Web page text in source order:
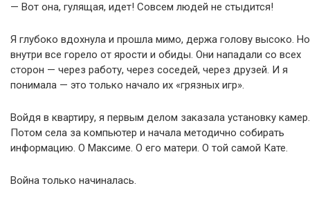
— Вот она, гулящая, идет! Совсем людей не стыдится!
Я глубоко вдохнула и прошла мимо, держа голову высоко. Но
внутри все горело от ярости и обиды. Они нападали со всех
сторон — через работу, через соседей, через друзей. И я
понимала — это только начало их «грязных игр».
Войдя в квартиру, я первым делом заказала установку камер.
Потом села за компьютер и начала методично собирать
информацию. О Максиме. О его матери. О той самой Кате.
Война только начиналась.